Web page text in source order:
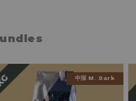
中深 M. Dark